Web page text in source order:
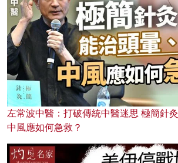
左常波中醫：打破傳統中醫迷思 極簡針
中風應如何急救？